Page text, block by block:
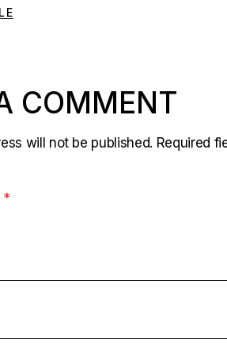
COMMENT
will not be published. Required